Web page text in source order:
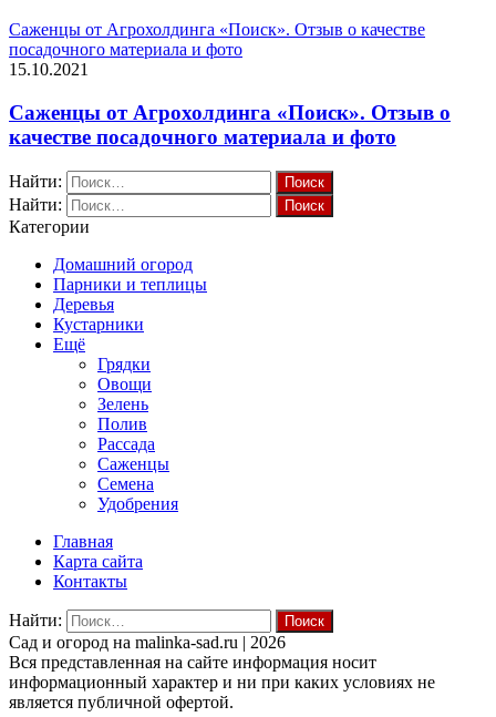
Саженцы от Агрохолдинга «Поиск». Отзыв о качестве
посадочного материала и фото
15.10.2021
Саженцы от Агрохолдинга «Поиск». Отзыв о
качестве посадочного материала и фото
Найти:
Найти:
Категории
Домашний огород
Парники и теплицы
Деревья
Кустарники
Ещё
Грядки
Овощи
Зелень
Полив
Рассада
Саженцы
Семена
Удобрения
Главная
Карта сайта
Контакты
Найти:
Cад и огород на malinka-sad.ru | 2026
Вся представленная на сайте информация носит
информационный характер и ни при каких условиях не
является публичной офертой.